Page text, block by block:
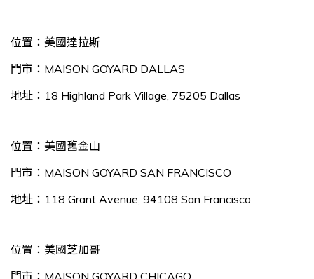
位置：美國達拉斯
門市：MAISON GOYARD DALLAS
地址：18 Highland Park Village, 75205 Dallas
位置：美國舊金山
門市：MAISON GOYARD SAN FRANCISCO
地址：118 Grant Avenue, 94108 San Francisco
位置：美國芝加哥